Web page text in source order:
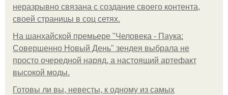
неразрывно связана с создание своего контента,
своей страницы в соц сетях.
На шанхайской премьере "Человека - Паука:
Совершенно Новый День" зендея выбрала не
просто очередной наряд, а настоящий артефакт
высокой моды.
Готовы ли вы, невесты, к одному из самых